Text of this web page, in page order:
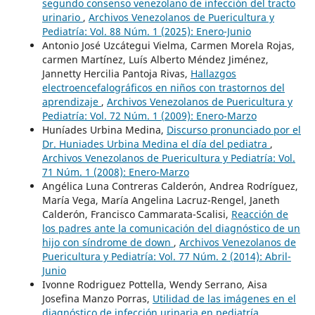
segundo consenso venezolano de infección del tracto
urinario , Archivos Venezolanos de Puericultura y
Pediatría: Vol. 88 Núm. 1 (2025): Enero-Junio
Antonio José Uzcátegui Vielma, Carmen Morela Rojas,
carmen Martínez, Luís Alberto Méndez Jiménez,
Jannetty Hercilia Pantoja Rivas, Hallazgos
electroencefalográficos en niños con trastornos del
aprendizaje , Archivos Venezolanos de Puericultura y
Pediatría: Vol. 72 Núm. 1 (2009): Enero-Marzo
Huníades Urbina Medina, Discurso pronunciado por el
Dr. Huniades Urbina Medina el día del pediatra ,
Archivos Venezolanos de Puericultura y Pediatría: Vol.
71 Núm. 1 (2008): Enero-Marzo
Angélica Luna Contreras Calderón, Andrea Rodríguez,
María Vega, María Angelina Lacruz-Rengel, Janeth
Calderón, Francisco Cammarata-Scalisi, Reacción de
los padres ante la comunicación del diagnóstico de un
hijo con síndrome de down , Archivos Venezolanos de
Puericultura y Pediatría: Vol. 77 Núm. 2 (2014): Abril-
Junio
Ivonne Rodriguez Pottella, Wendy Serrano, Aisa
Josefina Manzo Porras, Utilidad de las imágenes en el